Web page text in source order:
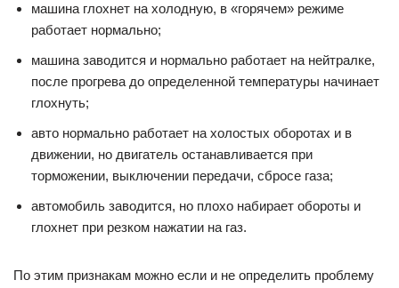
машина глохнет на холодную, в «горячем» режиме
работает нормально;
машина заводится и нормально работает на нейтралке,
после прогрева до определенной температуры начинает
глохнуть;
авто нормально работает на холостых оборотах и в
движении, но двигатель останавливается при
торможении, выключении передачи, сбросе газа;
автомобиль заводится, но плохо набирает обороты и
глохнет при резком нажатии на газ.
По этим признакам можно если и не определить проблему